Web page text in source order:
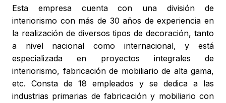
Esta empresa cuenta con una división de
interiorismo con más de 30 años de experiencia en
la realización de diversos tipos de decoración, tanto
a nivel nacional como internacional, y está
especializada en proyectos integrales de
interiorismo, fabricación de mobiliario de alta gama,
etc. Consta de 18 empleados y se dedica a las
industrias primarias de fabricación y mobiliario con